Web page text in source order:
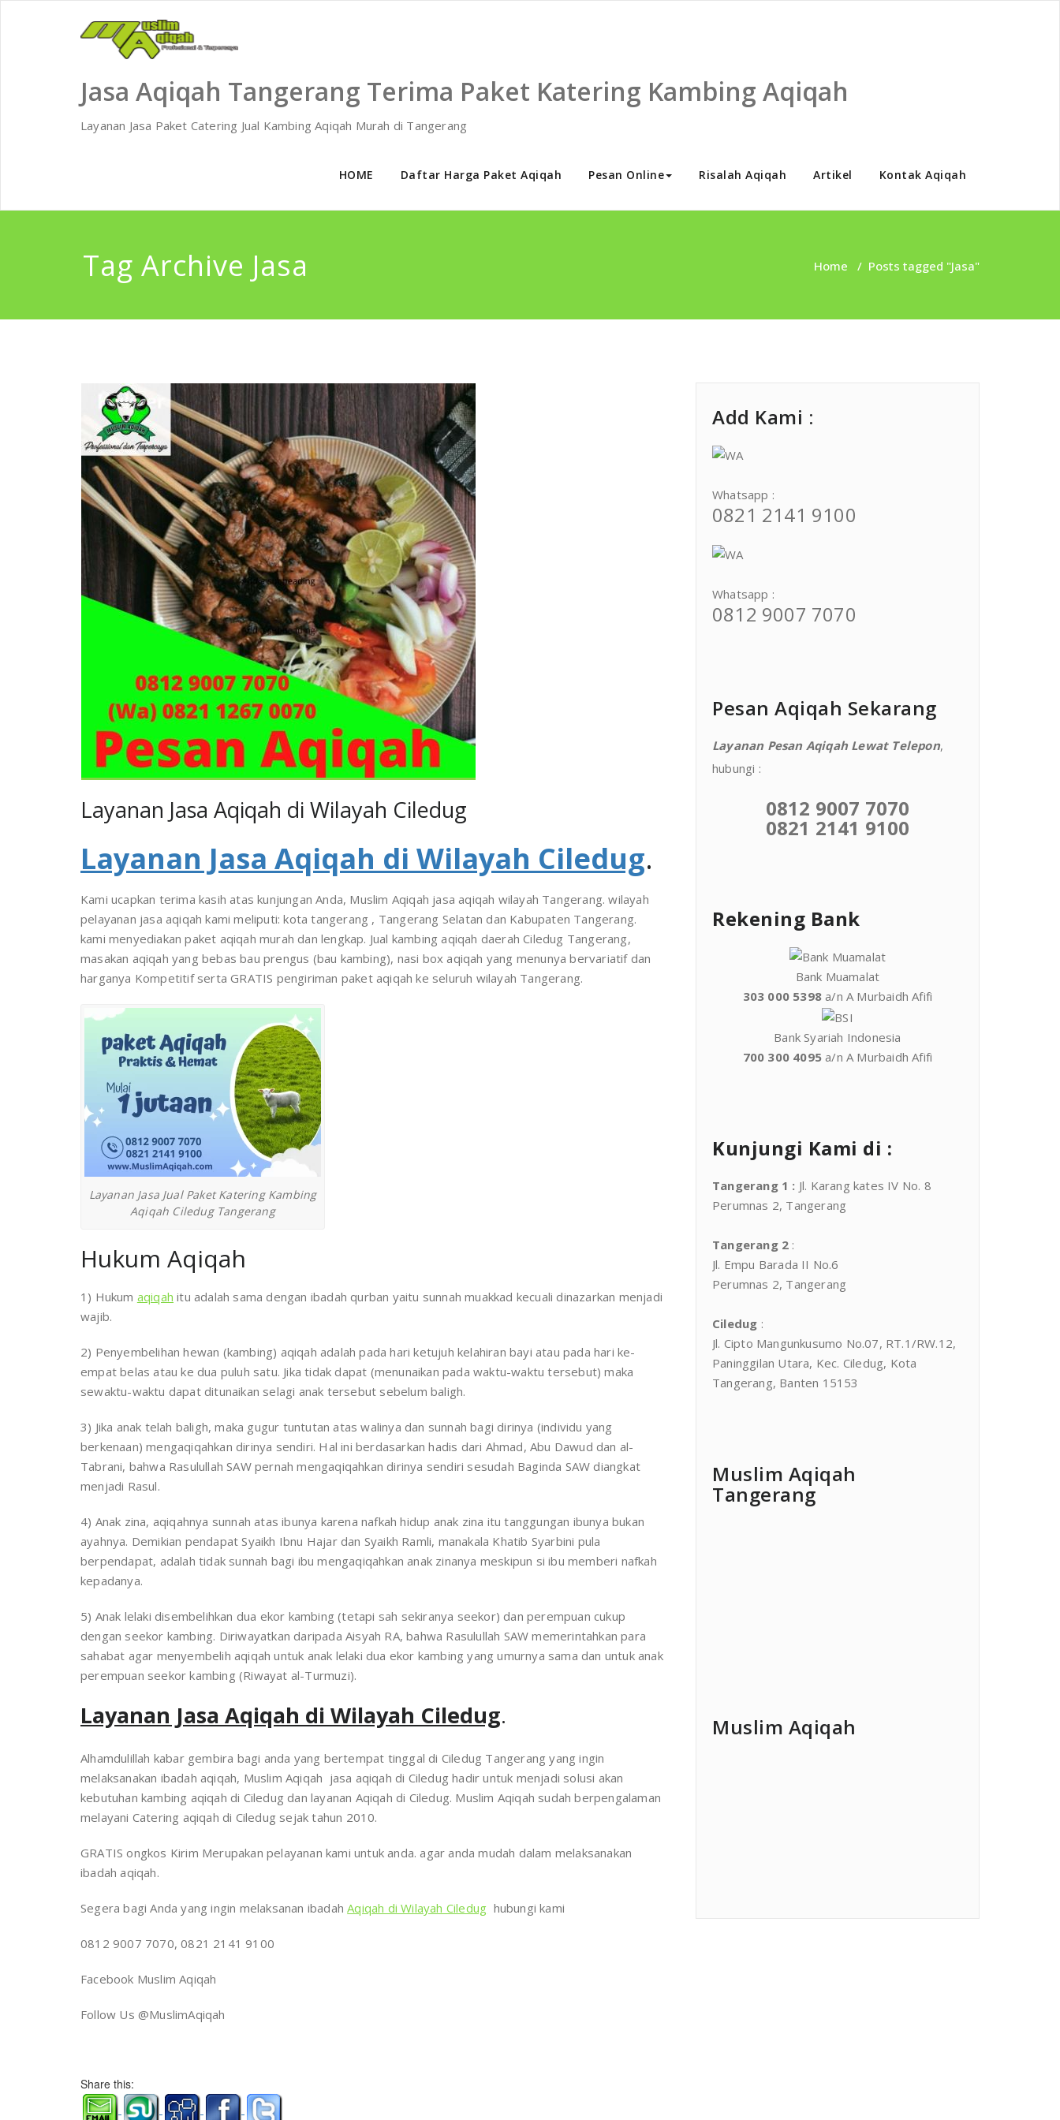
Jasa Aqiqah Tangerang Terima Paket Katering Kambing Aqiqah
Layanan Jasa Paket Catering Jual Kambing Aqiqah Murah di Tangerang
HOME Daftar Harga Paket Aqiqah Pesan Online Risalah Aqiqah Artikel Kontak Aqiqah
Tag Archive Jasa Home / Posts tagged "Jasa"
Layanan Jasa Aqiqah di Wilayah Ciledug
Layanan Jasa Aqiqah di Wilayah Ciledug.
Kami ucapkan terima kasih atas kunjungan Anda, Muslim Aqiqah jasa aqiqah wilayah Tangerang. wilayah
pelayanan jasa aqiqah kami meliputi: kota tangerang , Tangerang Selatan dan Kabupaten Tangerang.
kami menyediakan paket aqiqah murah dan lengkap. Jual kambing aqiqah daerah Ciledug Tangerang,
masakan aqiqah yang bebas bau prengus (bau kambing), nasi box aqiqah yang menunya bervariatif dan
harganya Kompetitif serta GRATIS pengiriman paket aqiqah ke seluruh wilayah Tangerang.
Layanan Jasa Jual Paket Katering Kambing
Aqiqah Ciledug Tangerang
Hukum Aqiqah
1) Hukum aqiqah itu adalah sama dengan ibadah qurban yaitu sunnah muakkad kecuali dinazarkan menjadi
wajib.
2) Penyembelihan hewan (kambing) aqiqah adalah pada hari ketujuh kelahiran bayi atau pada hari ke-
empat belas atau ke dua puluh satu. Jika tidak dapat (menunaikan pada waktu-waktu tersebut) maka
sewaktu-waktu dapat ditunaikan selagi anak tersebut sebelum baligh.
3) Jika anak telah baligh, maka gugur tuntutan atas walinya dan sunnah bagi dirinya (individu yang
berkenaan) mengaqiqahkan dirinya sendiri. Hal ini berdasarkan hadis dari Ahmad, Abu Dawud dan al-
Tabrani, bahwa Rasulullah SAW pernah mengaqiqahkan dirinya sendiri sesudah Baginda SAW diangkat
menjadi Rasul.
4) Anak zina, aqiqahnya sunnah atas ibunya karena nafkah hidup anak zina itu tanggungan ibunya bukan
ayahnya. Demikian pendapat Syaikh Ibnu Hajar dan Syaikh Ramli, manakala Khatib Syarbini pula
berpendapat, adalah tidak sunnah bagi ibu mengaqiqahkan anak zinanya meskipun si ibu memberi nafkah
kepadanya.
5) Anak lelaki disembelihkan dua ekor kambing (tetapi sah sekiranya seekor) dan perempuan cukup
dengan seekor kambing. Diriwayatkan daripada Aisyah RA, bahwa Rasulullah SAW memerintahkan para
sahabat agar menyembelih aqiqah untuk anak lelaki dua ekor kambing yang umurnya sama dan untuk anak
perempuan seekor kambing (Riwayat al-Turmuzi).
Layanan Jasa Aqiqah di Wilayah Ciledug.
Alhamdulillah kabar gembira bagi anda yang bertempat tinggal di Ciledug Tangerang yang ingin
melaksanakan ibadah aqiqah, Muslim Aqiqah jasa aqiqah di Ciledug hadir untuk menjadi solusi akan
kebutuhan kambing aqiqah di Ciledug dan layanan Aqiqah di Ciledug. Muslim Aqiqah sudah berpengalaman
melayani Catering aqiqah di Ciledug sejak tahun 2010.
GRATIS ongkos Kirim Merupakan pelayanan kami untuk anda. agar anda mudah dalam melaksanakan
ibadah aqiqah.
Segera bagi Anda yang ingin melaksanan ibadahAqiqah di Wilayah Ciledug hubungi kami
0812 9007 7070, 0821 2141 9100
Facebook Muslim Aqiqah
Follow Us @MuslimAqiqah
Share this:
Add Kami :
Whatsapp :
0821 2141 9100
Whatsapp :
0812 9007 7070
Pesan Aqiqah Sekarang
Layanan Pesan Aqiqah Lewat Telepon,
hubungi :
0812 9007 7070
0821 2141 9100
Rekening Bank
Bank Muamalat
303 000 5398 a/n A Murbaidh Afifi
Bank Syariah Indonesia
700 300 4095 a/n A Murbaidh Afifi
Kunjungi Kami di :
Tangerang 1 : Jl. Karang kates IV No. 8
Perumnas 2, Tangerang
Tangerang 2 :
Jl. Empu Barada II No.6
Perumnas 2, Tangerang
Ciledug :
Jl. Cipto Mangunkusumo No.07, RT.1/RW.12,
Paninggilan Utara, Kec. Ciledug, Kota
Tangerang, Banten 15153
Muslim Aqiqah
Tangerang
Muslim Aqiqah